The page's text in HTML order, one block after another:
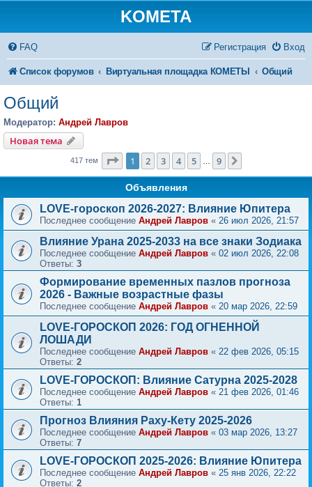
KOMETA
FAQ Вход
Регистрация
Список форумов Виртуальная площадка КОМЕТЫ Общий
Общий
Модератор: Андрей Лавров
Новая тема
417 тем Страница из
1 2 3 4 5 9
Объявления
LOVE-гороскоп 2026-2027: Влияние Юпитера
Последнее сообщение Андрей Лавров « 26 июл 2026, 21:57
Влияние Урана 2025-2033 на все знаки Зодиака
Последнее сообщение Андрей Лавров « 02 июл 2026, 22:08
Ответы: 3
Формирование временных пазлов прогноза
2026 - Важные возрастные фазы
Последнее сообщение Андрей Лавров « 20 мар 2026, 22:59
LOVE-ГОРОСКОП 2026: ГОД ОГНЕННОЙ
ЛОШАДИ
Последнее сообщение Андрей Лавров « 22 фев 2026, 05:15
Ответы: 2
LOVE-ГОРОСКОП: Влияние Сатурна 2025-2028
Последнее сообщение Андрей Лавров « 21 фев 2026, 01:46
Ответы: 1
Прогноз Влияния Раху-Кету 2025-2026
Последнее сообщение Андрей Лавров « 03 мар 2026, 13:27
Ответы: 7
LOVE-ГОРОСКОП 2025-2026: Влияние Юпитера
Последнее сообщение Андрей Лавров « 25 янв 2026, 22:22
Ответы: 2